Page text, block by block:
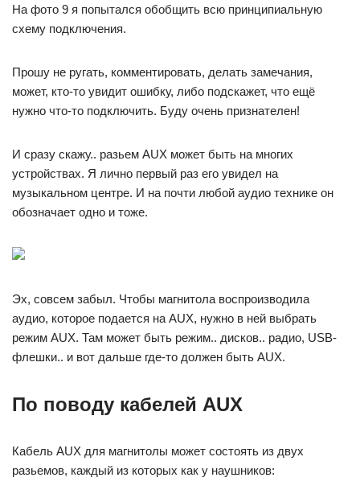
На фото 9 я попытался обобщить всю принципиальную
схему подключения.
Прошу не ругать, комментировать, делать замечания,
может, кто-то увидит ошибку, либо подскажет, что ещё
нужно что-то подключить. Буду очень признателен!
И сразу скажу.. разьем AUX может быть на многих
устройствах. Я лично первый раз его увидел на
музыкальном центре. И на почти любой аудио технике он
обозначает одно и тоже.
Эх, совсем забыл. Чтобы магнитола воспроизводила
аудио, которое подается на AUX, нужно в ней выбрать
режим AUX. Там может быть режим.. дисков.. радио, USB-
флешки.. и вот дальше где-то должен быть AUX.
По поводу кабелей AUX
Кабель AUX для магнитолы может состоять из двух
разьемов, каждый из которых как у наушников: